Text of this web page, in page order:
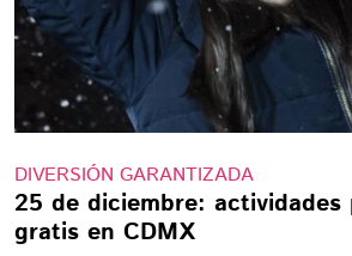
DIVERSIÓN GARANTIZADA
25 de diciembre: actividades
gratis en CDMX